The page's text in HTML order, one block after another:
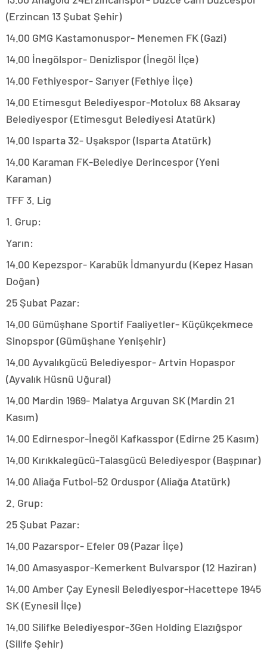
(Erzincan 13 Şubat Şehir)
14.00 GMG Kastamonuspor- Menemen FK (Gazi)
14.00 İnegölspor- Denizlispor (İnegöl İlçe)
14.00 Fethiyespor- Sarıyer (Fethiye İlçe)
14.00 Etimesgut Belediyespor-Motolux 68 Aksaray
Belediyespor (Etimesgut Belediyesi Atatürk)
14.00 Isparta 32- Uşakspor (Isparta Atatürk)
14.00 Karaman FK-Belediye Derincespor (Yeni
Karaman)
TFF 3. Lig
1. Grup:
Yarın:
14.00 Kepezspor- Karabük İdmanyurdu (Kepez Hasan
Doğan)
25 Şubat Pazar:
14.00 Gümüşhane Sportif Faaliyetler- Küçükçekmece
Sinopspor (Gümüşhane Yenişehir)
14.00 Ayvalıkgücü Belediyespor- Artvin Hopaspor
(Ayvalık Hüsnü Uğural)
14.00 Mardin 1969- Malatya Arguvan SK (Mardin 21
Kasım)
14.00 Edirnespor-İnegöl Kafkasspor (Edirne 25 Kasım)
14.00 Kırıkkalegücü-Talasgücü Belediyespor (Başpınar)
14.00 Aliağa Futbol-52 Orduspor (Aliağa Atatürk)
2. Grup:
25 Şubat Pazar:
14.00 Pazarspor- Efeler 09 (Pazar İlçe)
14.00 Amasyaspor-Kemerkent Bulvarspor (12 Haziran)
14.00 Amber Çay Eynesil Belediyespor-Hacettepe 1945
SK (Eynesil İlçe)
14.00 Silifke Belediyespor-3Gen Holding Elazığspor
(Silife Şehir)